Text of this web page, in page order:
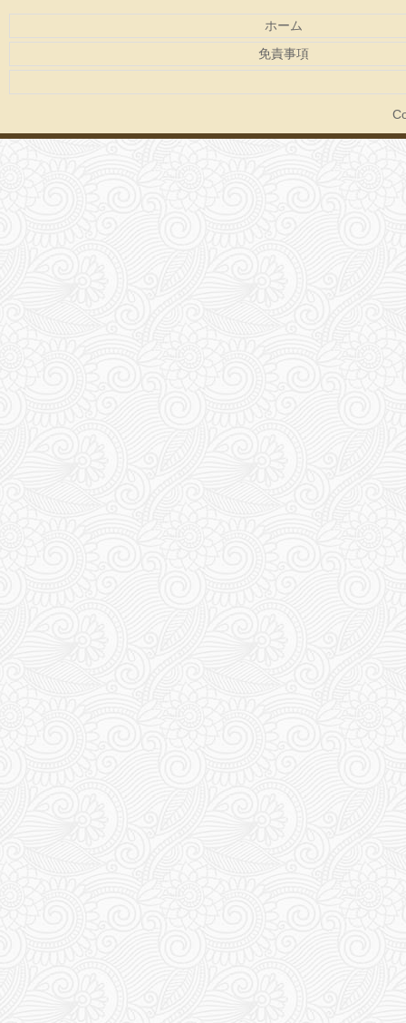
ホーム
免責事項